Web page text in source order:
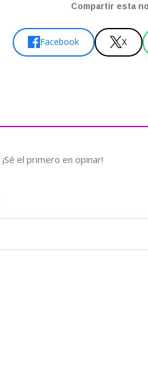
Compartir esta
Facebook X
el primero en opinar!